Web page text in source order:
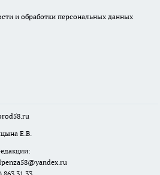
и обработки персональных данных
Е.В.